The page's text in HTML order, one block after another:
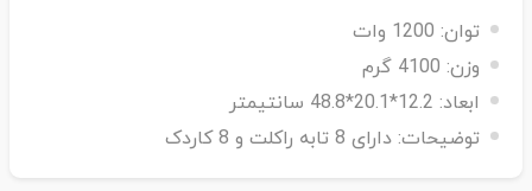
توان: 1200 وات
وزن: 4100 گرم
ابعاد: 12.2*20.1*48.8 سانتیمتر
توضیحات: دارای 8 تابه راکلت و 8 کاردک